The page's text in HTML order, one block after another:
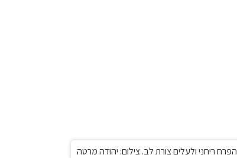
הפרח ריחני ולעלים צורת לב. צילום: יהודה מרטה